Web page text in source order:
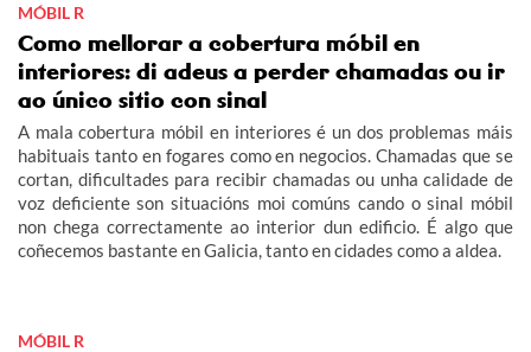
MÓBIL R
Como mellorar a cobertura móbil en
interiores: di adeus a perder chamadas ou ir
ao único sitio con sinal
A mala cobertura móbil en interiores é un dos problemas máis
habituais tanto en fogares como en negocios. Chamadas que se
cortan, dificultades para recibir chamadas ou unha calidade de
voz deficiente son situacións moi comúns cando o sinal móbil
non chega correctamente ao interior dun edificio. É algo que
coñecemos bastante en Galicia, tanto en cidades como a aldea.
MÓBIL R